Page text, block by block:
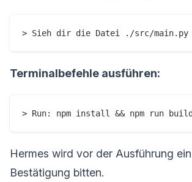
> Sieh dir die Datei ./src/main.py
Terminalbefehle ausführen:
> Run: npm install && npm run build
Hermes wird vor der Ausführung
Bestätigung bitten.